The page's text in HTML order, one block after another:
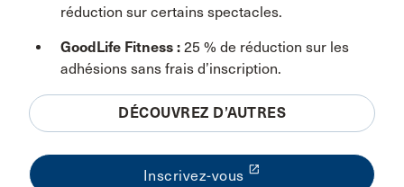
réduction sur certains spectacles.
GoodLife Fitness : 25 % de réduction sur les
adhésions sans frais d’inscription.
DÉCOUVREZ D’AUTRES
Inscrivez-vous launch